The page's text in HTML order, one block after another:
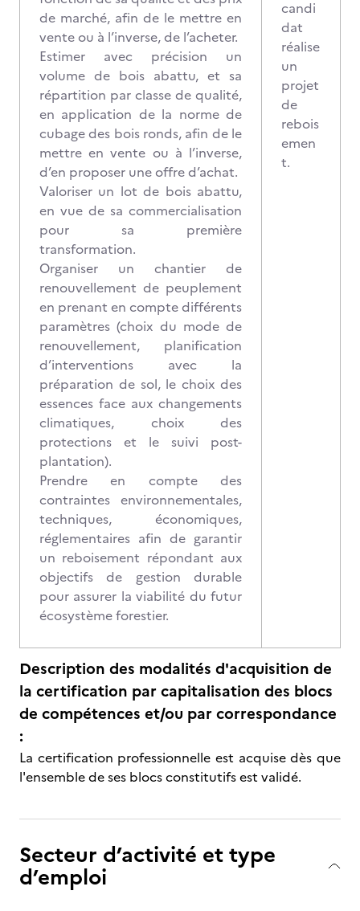
de marché, afin de le mettre en
vente ou à l’inverse, de l’acheter.
Estimer avec précision un
volume de bois abattu, et sa
répartition par classe de qualité,
en application de la norme de
cubage des bois ronds, afin de le
mettre en vente ou à l’inverse,
d’en proposer une offre d’achat.
Valoriser un lot de bois abattu,
en vue de sa commercialisation
pour sa première
transformation.
Organiser un chantier de
renouvellement de peuplement
en prenant en compte différents
paramètres (choix du mode de
renouvellement, planification
d’interventions avec la
préparation de sol, le choix des
essences face aux changements
climatiques, choix des
protections et le suivi post-
plantation).
Prendre en compte des
contraintes environnementales,
techniques, économiques,
réglementaires afin de garantir
un reboisement répondant aux
objectifs de gestion durable
pour assurer la viabilité du futur
écosystème forestier.
candi
dat
réalise
un
projet
de
rebois
emen
t.
Description des modalités d'acquisition de
la certification par capitalisation des blocs
de compétences et/ou par correspondance
:
La certification professionnelle est acquise dès que
l'ensemble de ses blocs constitutifs est validé.
Secteur d’activité et type
d’emploi